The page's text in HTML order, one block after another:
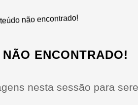
ENCONTRADO!
nesta sessão para